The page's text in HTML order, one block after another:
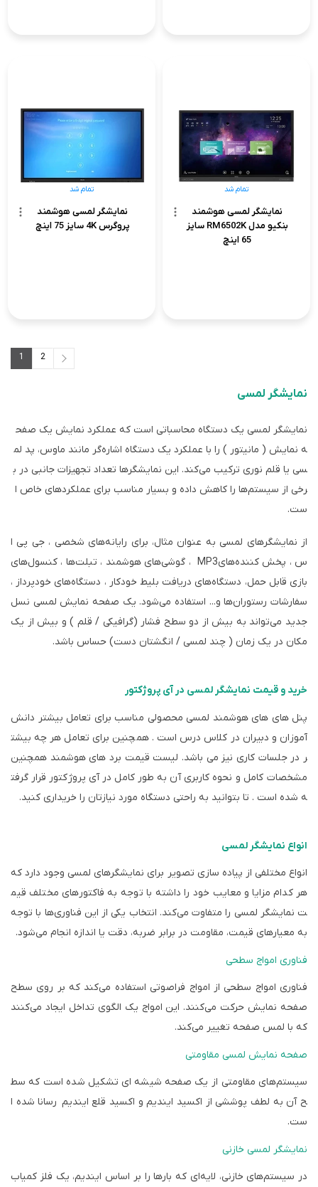
نمایشگر لمسی هوشمند
بنکیو مدل RM6502K سایز
65 اینچ
تمام شد
نمایشگر لمسی هوشمند
پروگرس 4K سایز 75 اینچ
تمام شد
1
2
نمایشگر لمسی
نمایشگر لمسی یک دستگاه محاسباتی است که عملکرد نمایش یک صفح
ه نمایش ( مانیتور ) را با عملکرد یک دستگاه اشاره‌گر مانند ماوس، پد لم
سی یا قلم نوری ترکیب می‌کند. این نمایشگرها تعداد تجهیزات جانبی در ب
رخی از سیستم‌ها را کاهش داده و بسیار مناسب برای عملکردهای خاص ا
ست.
از نمایشگرهای لمسی به عنوان مثال، برای رایانه‌های شخصی ، جی پی ا
س ، پخش کننده‌هایMP3 ، گوشی‌های هوشمند ، تبلت‌ها ، کنسول‌های
بازی قابل حمل، دستگاه‌های دریافت بلیط خودکار ، دستگاه‌های خودپرداز ،
سفارشات رستوران‌ها و... استفاده می‌شود. یک صفحه نمایش لمسی نسل
جدید می‌تواند به بیش از دو سطح فشار (گرافیکی / قلم ) و بیش از یک
مکان در یک زمان ( چند لمسی / انگشتان دست) حساس باشد.
خرید و قیمت نمایشگر لمسی در آی پروژکتور
پنل های های هوشمند لمسی محصولی مناسب برای تعامل بیشتر دانش
آموزان و دبیران در کلاس درس است . همچنین برای تعامل هر چه بیشت
ر در جلسات کاری نیز می باشد. لیست قیمت برد های هوشمند همچنین
مشخصات کامل و نحوه کاربری آن به طور کامل در آی پروژکتور قرار گرفت
ه شده است . تا بتوانید به راحتی دستگاه مورد نیازتان را خریداری کنید.
انواع نمایشگر لمسی
انواع مختلفی از پیاده سازی تصویر برای نمایشگرهای لمسی وجود دارد که
هر کدام مزایا و معایب خود را داشته با توجه به فاکتورهای مختلف قیم
ت نمایشگر لمسی را متفاوت می‌کند. انتخاب یکی از این فناوری‌ها با توجه
به معیارهای قیمت، مقاومت در برابر ضربه، دقت یا اندازه انجام می‌شود.
فناوری امواج سطحی
فناوری امواج سطحی از امواج فراصوتی استفاده می‌کند که بر روی سطح
صفحه نمایش حرکت می‌کنند. این امواج یک الگوی تداخل ایجاد می‌کنند
که با لمس صفحه تغییر می‌کند.
صفحه نمایش لمسی مقاومتی
سیستم‌های مقاومتی از یک صفحه شیشه ای تشکیل شده است که سط
ح آن به لطف پوششی از اکسید ایندیم و اکسید قلع ایندیم رسانا شده ا
ست.
نمایشگر لمسی خازنی
در سیستم‌های خازنی، لایه‌ای که بارها را بر اساس ایندیم، یک فلز کمیاب